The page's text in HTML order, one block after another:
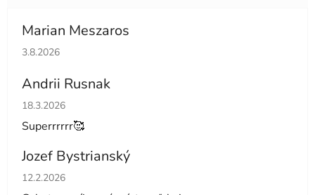
Marian Meszaros
Hodnotenie obchodu je 5 z 5 hviezdičiek.
3.8.2026
Andrii Rusnak
Hodnotenie obchodu je 5 z 5 hviezdičiek.
18.3.2026
Superrrrrr🥰
Jozef Bystrianský
Hodnotenie obchodu je 5 z 5 hviezdičiek.
12.2.2026